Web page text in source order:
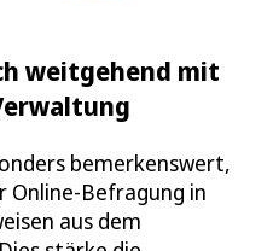
weitgehend mit
bemerkenswert,
Online-Befragung in
aus dem